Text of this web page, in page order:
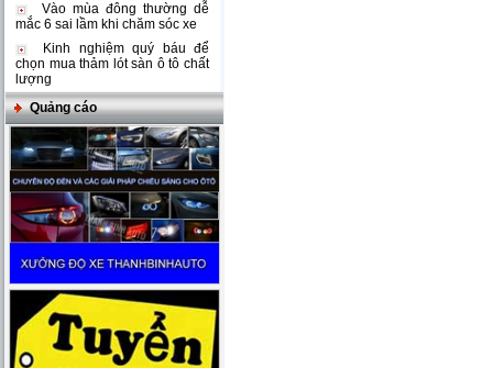
Vào mùa đông thường dễ
mắc 6 sai lầm khi chăm sóc xe
Kinh nghiệm quý báu để
chọn mua thảm lót sàn ô tô chất
lượng
Quảng cáo